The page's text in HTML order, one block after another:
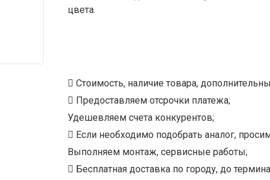
цвета.
Стоимость, наличие товара,
Предоставляем отсрочки платежа;
Удешевляем счета конкурентов;
Если необходимо подобрать аналог,
Выполняем монтаж, сервисные работы;
Бесплатная доставка по городу, до